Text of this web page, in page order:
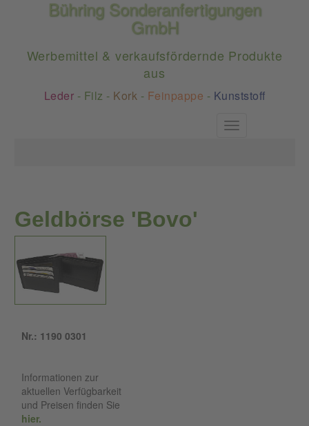
Bühring Sonderanfertigungen
GmbH
Werbemittel & verkaufsfördernde Produkte
aus
Leder - Filz - Kork - Feinpappe - Kunststoff
Toggle
Geldbörse 'Bovo'
Nr.: 1190 0301
Informationen zur
aktuellen Verfügbarkeit
und Preisen finden Sie
hier.